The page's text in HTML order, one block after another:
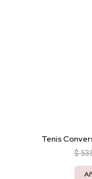
Tenis
$